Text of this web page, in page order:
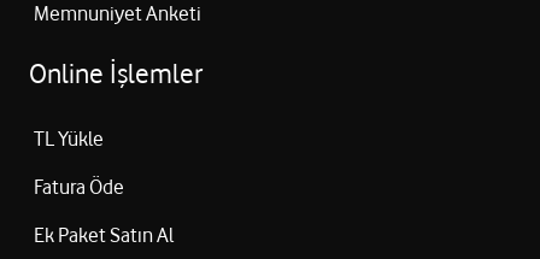
Memnuniyet Anketi
Online İşlemler
TL Yükle
Fatura Öde
Ek Paket Satın Al